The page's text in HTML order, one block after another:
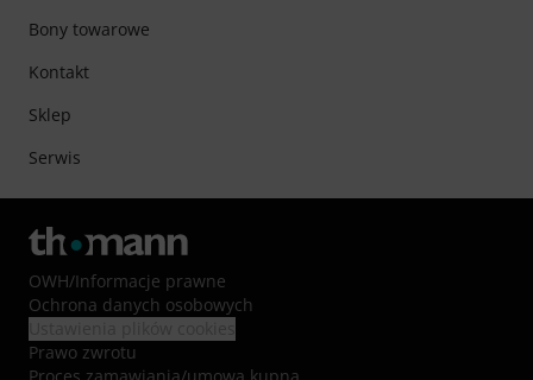
Bony towarowe
Kontakt
Sklep
Serwis
OWH/Informacje prawne
Ochrona danych osobowych
Prawo zwrotu